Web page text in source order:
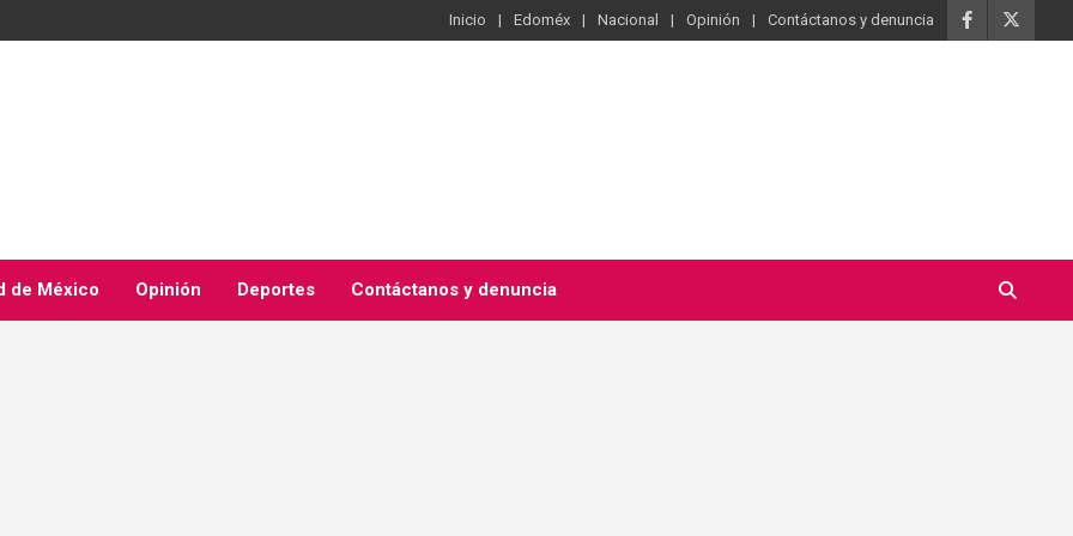
Inicio Edoméx Nacional Opinión Contáctanos y denuncia
de México Opinión Deportes Contáctanos y denuncia